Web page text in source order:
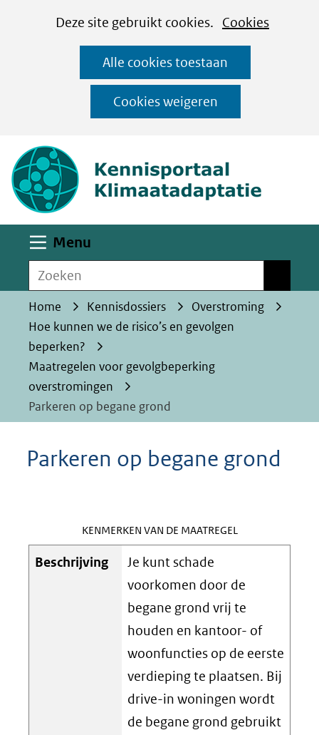
CookiesDeze site gebruikt cookies. Cookies
op
deze
website
worden
toegestaan
geweigerd.
Alle cookies toestaan
Cookies weigeren
Ga
naar
de
inhoud
Menu
Zoeken
Home Kennisdossiers
Overstroming
Hoe kunnen we de risico’s en gevolgen
beperken?
Maatregelen voor gevolgbeperking
overstromingen
Parkeren op begane grond
Parkeren op begane grond
KENMERKEN VAN DE MAATREGEL
Beschrijving
Je kunt schade
voorkomen door de
begane grond vrij te
houden en kantoor- of
woonfuncties op de eerste
verdieping te plaatsen. Bij
drive-in woningen wordt
de begane grond gebruikt